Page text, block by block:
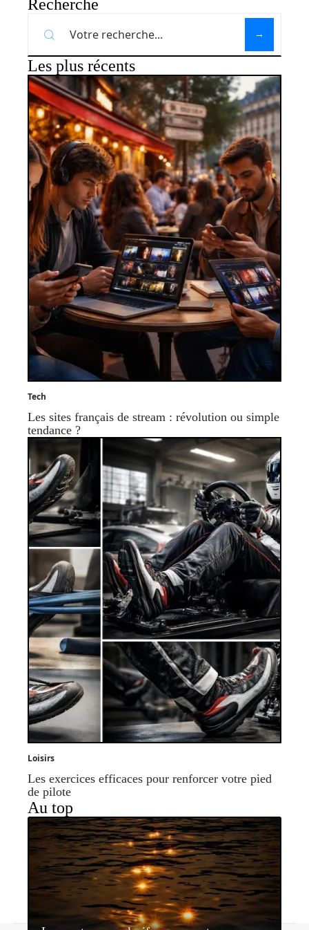
Recherche
Les plus récents
Tech
Les sites français de stream : révolution ou simple
tendance ?
Loisirs
Les exercices efficaces pour renforcer votre pied
de pilote
Au top